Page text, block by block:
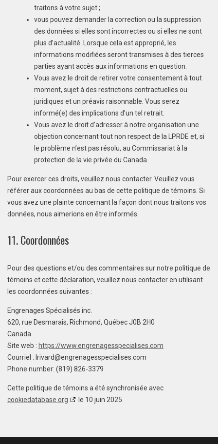
traitons à votre sujet ;
vous pouvez demander la correction ou la suppression
des données si elles sont incorrectes ou si elles ne sont
plus d’actualité. Lorsque cela est approprié, les
informations modifiées seront transmises à des tierces
parties ayant accès aux informations en question.
Vous avez le droit de retirer votre consentement à tout
moment, sujet à des restrictions contractuelles ou
juridiques et un préavis raisonnable. Vous serez
informé(e) des implications d’un tel retrait.
Vous avez le droit d’adresser à notre organisation une
objection concernant tout non respect de la LPRDE et, si
le problème n’est pas résolu, au Commissariat à la
protection de la vie privée du Canada.
Pour exercer ces droits, veuillez nous contacter. Veuillez vous
référer aux coordonnées au bas de cette politique de témoins. Si
vous avez une plainte concernant la façon dont nous traitons vos
données, nous aimerions en être informés.
11. Coordonnées
Pour des questions et/ou des commentaires sur notre politique de
témoins et cette déclaration, veuillez nous contacter en utilisant
les coordonnées suivantes :
Engrenages Spécialisés inc.
620, rue Desmarais, Richmond, Québec J0B 2H0
Canada
Site web : https://www.engrenagesspecialises.com
Courriel : lrivard@engrenagesspecialises.com
Phone number: (819) 826-3379
Cette politique de témoins a été synchronisée avec
cookiedatabase.org
le 10 juin 2025.